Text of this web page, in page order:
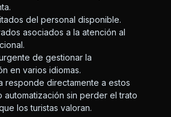
del personal disponible.
asociados a la atención al
de gestionar la
en varios idiomas.
responde directamente a estos
automatización sin perder el trato
los turistas valoran.